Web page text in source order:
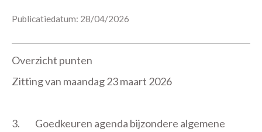
Publicatiedatum: 28/04/2026
Overzicht punten
Zitting van maandag 23 maart 2026
3.
Goedkeuren agenda bijzondere algemene